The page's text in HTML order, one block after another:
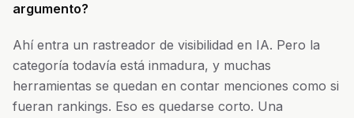
argumento?
Ahí entra un rastreador de visibilidad en IA. Pero la
categoría todavía está inmadura, y muchas
herramientas se quedan en contar menciones como si
fueran rankings. Eso es quedarse corto. Una